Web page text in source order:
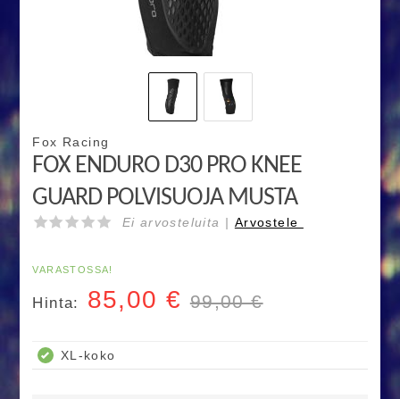
Fox Racing
FOX ENDURO D30 PRO KNEE
GUARD POLVISUOJA MUSTA
Ei arvosteluita | Arvostele
VARASTOSSA!
Hinta: 85,00 € 99,00 €
XL-koko